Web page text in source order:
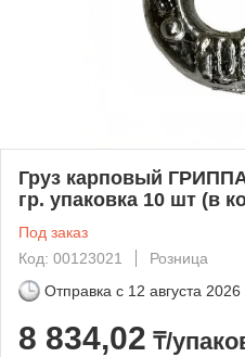
Груз карповый
гр. упаковка 10 шт (в
Под заказ
Код: 00123021
Розница
Отправка с 12 августа 2026
8 834,02 ₸/